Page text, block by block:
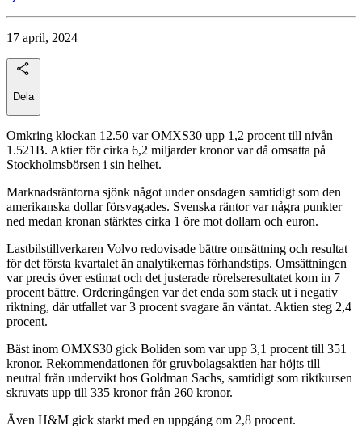
17 april, 2024
Dela
Omkring klockan 12.50 var OMXS30 upp 1,2 procent till nivån
1.521B. Aktier för cirka 6,2 miljarder kronor var då omsatta på
Stockholmsbörsen i sin helhet.
Marknadsräntorna sjönk något under onsdagen samtidigt som den
amerikanska dollar försvagades. Svenska räntor var några punkter
ned medan kronan stärktes cirka 1 öre mot dollarn och euron.
Lastbilstillverkaren Volvo redovisade bättre omsättning och resultat
för det första kvartalet än analytikernas förhandstips. Omsättningen
var precis över estimat och det justerade rörelseresultatet kom in 7
procent bättre. Orderingången var det enda som stack ut i negativ
riktning, där utfallet var 3 procent svagare än väntat. Aktien steg 2,4
procent.
Bäst inom OMXS30 gick Boliden som var upp 3,1 procent till 351
kronor. Rekommendationen för gruvbolagsaktien har höjts till
neutral från undervikt hos Goldman Sachs, samtidigt som riktkursen
skruvats upp till 335 kronor från 260 kronor.
Även H&M gick starkt med en uppgång om 2,8 procent.